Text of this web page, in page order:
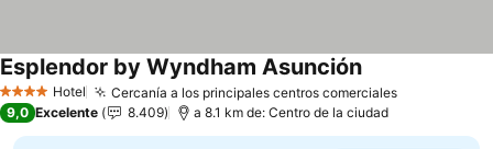
4 EstrellasHotel Cercanía a los principales centros comercialesVer precios
Esplendor by Wyndham AsunciónVer precios
9,0 Excelente 8.409 a 8.1 km de: Centro de la ciudad